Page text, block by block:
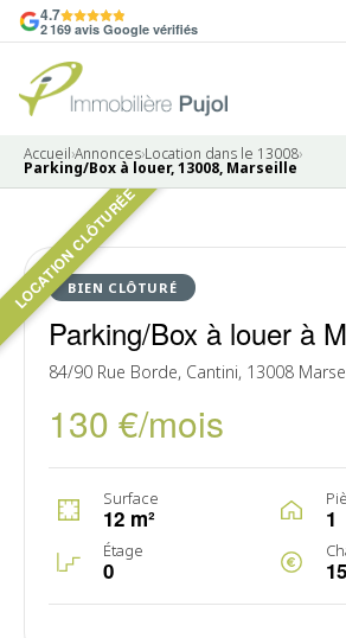
4.7
2 169 avis Google vérifiés
Accueil›Annonces›Location dans le 13008›
Parking/Box à louer, 13008, Marseille
LOCATION CLÔTURÉE
BIEN CLÔTURÉ
Parking/Box à louer à
84/90 Rue Borde, Cantini, 13008
130 €/mois
Surface
12 m² 1
Étage
0
LOUÉ